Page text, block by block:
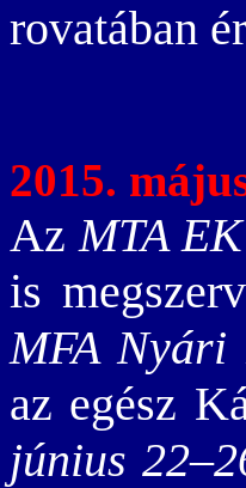
rovatában
2015.
AzMTA
is
MFA Nyári
az egész
június